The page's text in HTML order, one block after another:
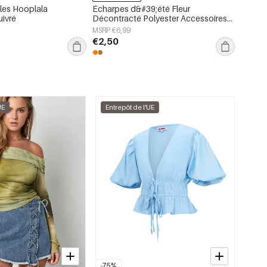
Hooplala
Écharpes d&#39;été Fleur
Décontracté Polyester Accessoires
quotidiens
MSRP €6,99
€2,50
Entrepôt de l'UE